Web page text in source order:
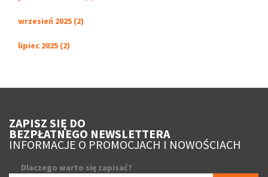
wrzesień 2025 (2)
lipiec 2025 (2)
ZAPISZ SIĘ DO
BEZPŁATNEGO NEWSLETTERA
INFORMACJE O PROMOCJACH I NOWOŚCIACH
Dlaczego warto się zapisać?